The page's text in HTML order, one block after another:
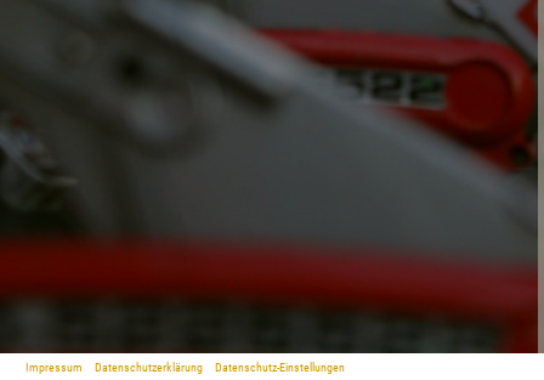
Impressum Datenschutzerklärung Datenschutz-Einstellungen